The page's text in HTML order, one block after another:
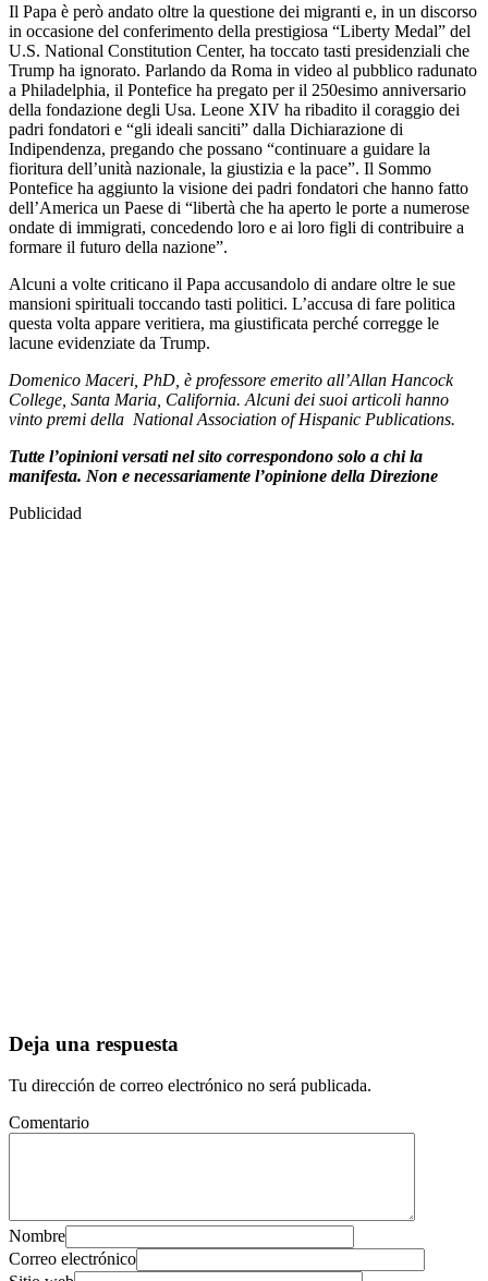
Il Papa è però andato oltre la questione dei migranti e, in un discorso
in occasione del conferimento della prestigiosa “Liberty Medal” del
U.S. National Constitution Center, ha toccato tasti presidenziali che
Trump ha ignorato. Parlando da Roma in video al pubblico radunato
a Philadelphia, il Pontefice ha pregato per il 250esimo anniversario
della fondazione degli Usa. Leone XIV ha ribadito il coraggio dei
padri fondatori e “gli ideali sanciti” dalla Dichiarazione di
Indipendenza, pregando che possano “continuare a guidare la
fioritura dell’unità nazionale, la giustizia e la pace”. Il Sommo
Pontefice ha aggiunto la visione dei padri fondatori che hanno fatto
dell’America un Paese di “libertà che ha aperto le porte a numerose
ondate di immigrati, concedendo loro e ai loro figli di contribuire a
formare il futuro della nazione”.
Alcuni a volte criticano il Papa accusandolo di andare oltre le sue
mansioni spirituali toccando tasti politici. L’accusa di fare politica
questa volta appare veritiera, ma giustificata perché corregge le
lacune evidenziate da Trump.
Domenico Maceri, PhD, è professore emerito all’Allan Hancock
College, Santa Maria, California. Alcuni dei suoi articoli hanno
vinto premi della National Association of Hispanic Publications.
Tutte l’opinioni versati nel sito correspondono solo a chi la
manifesta. Non e necessariamente l’opinione della Direzione
Publicidad
Deja una respuesta
Tu dirección de correo electrónico no será publicada.
Comentario
Nombre
Correo electrónico